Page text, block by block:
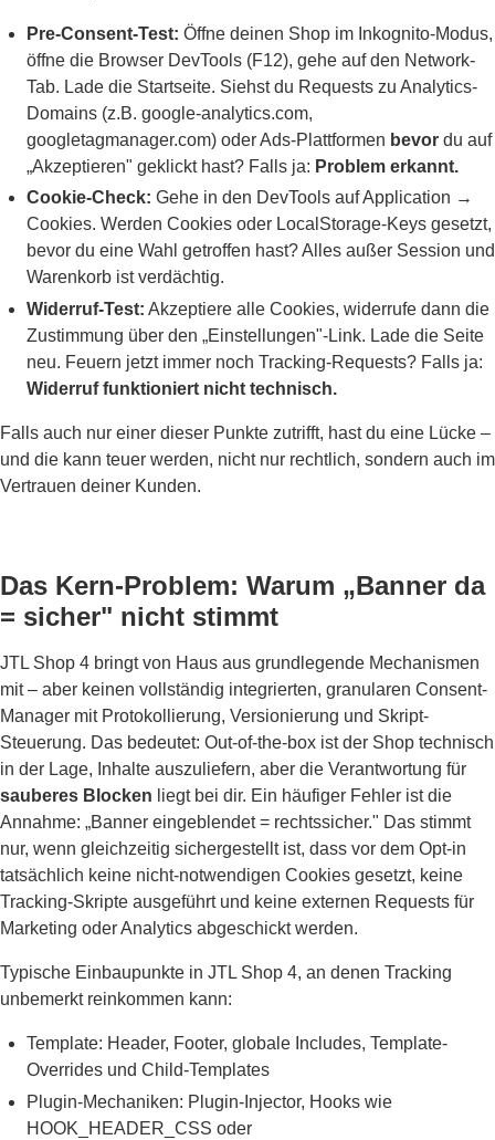
Pre-Consent-Test: Öffne deinen Shop im Inkognito-Modus,
öffne die Browser DevTools (F12), gehe auf den Network-
Tab. Lade die Startseite. Siehst du Requests zu Analytics-
Domains (z.B. google-analytics.com,
googletagmanager.com) oder Ads-Plattformen bevor du auf
„Akzeptieren" geklickt hast? Falls ja: Problem erkannt.
Cookie-Check: Gehe in den DevTools auf Application →
Cookies. Werden Cookies oder LocalStorage-Keys gesetzt,
bevor du eine Wahl getroffen hast? Alles außer Session und
Warenkorb ist verdächtig.
Widerruf-Test: Akzeptiere alle Cookies, widerrufe dann die
Zustimmung über den „Einstellungen"-Link. Lade die Seite
neu. Feuern jetzt immer noch Tracking-Requests? Falls ja:
Widerruf funktioniert nicht technisch.
Falls auch nur einer dieser Punkte zutrifft, hast du eine Lücke –
und die kann teuer werden, nicht nur rechtlich, sondern auch im
Vertrauen deiner Kunden.
Das Kern-Problem: Warum „Banner da
= sicher" nicht stimmt
JTL Shop 4 bringt von Haus aus grundlegende Mechanismen
mit – aber keinen vollständig integrierten, granularen Consent-
Manager mit Protokollierung, Versionierung und Skript-
Steuerung. Das bedeutet: Out-of-the-box ist der Shop technisch
in der Lage, Inhalte auszuliefern, aber die Verantwortung für
sauberes Blocken liegt bei dir. Ein häufiger Fehler ist die
Annahme: „Banner eingeblendet = rechtssicher." Das stimmt
nur, wenn gleichzeitig sichergestellt ist, dass vor dem Opt-in
tatsächlich keine nicht-notwendigen Cookies gesetzt, keine
Tracking-Skripte ausgeführt und keine externen Requests für
Marketing oder Analytics abgeschickt werden.
Typische Einbaupunkte in JTL Shop 4, an denen Tracking
unbemerkt reinkommen kann:
Template: Header, Footer, globale Includes, Template-
Overrides und Child-Templates
Plugin-Mechaniken: Plugin-Injector, Hooks wie
HOOK_HEADER_CSS oder